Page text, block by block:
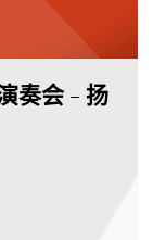
奏会 - 扬